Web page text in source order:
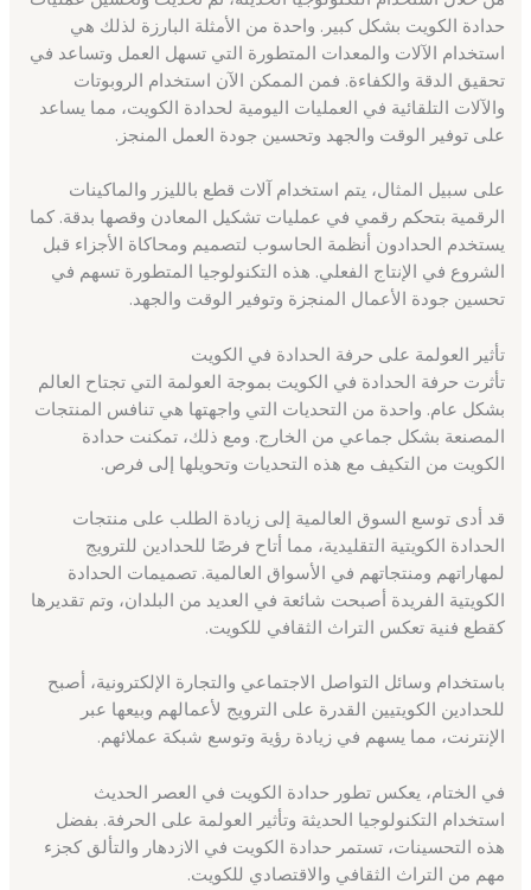
حدادة الكويت بشكل كبير. واحدة من الأمثلة البارزة لذلك هي
استخدام الآلات والمعدات المتطورة التي تسهل العمل وتساعد في
تحقيق الدقة والكفاءة. فمن الممكن الآن استخدام الروبوتات
والآلات التلقائية في العمليات اليومية لحدادة الكويت، مما يساعد
على توفير الوقت والجهد وتحسين جودة العمل المنجز.
على سبيل المثال، يتم استخدام آلات قطع بالليزر والماكينات
الرقمية بتحكم رقمي في عمليات تشكيل المعادن وقصها بدقة. كما
يستخدم الحدادون أنظمة الحاسوب لتصميم ومحاكاة الأجزاء قبل
الشروع في الإنتاج الفعلي. هذه التكنولوجيا المتطورة تسهم في
تحسين جودة الأعمال المنجزة وتوفير الوقت والجهد.
تأثير العولمة على حرفة الحدادة في الكويت
تأثرت حرفة الحدادة في الكويت بموجة العولمة التي تجتاح العالم
بشكل عام. واحدة من التحديات التي واجهتها هي تنافس المنتجات
المصنعة بشكل جماعي من الخارج. ومع ذلك، تمكنت حدادة
الكويت من التكيف مع هذه التحديات وتحويلها إلى فرص.
قد أدى توسع السوق العالمية إلى زيادة الطلب على منتجات
الحدادة الكويتية التقليدية، مما أتاح فرصًا للحدادين للترويج
لمهاراتهم ومنتجاتهم في الأسواق العالمية. تصميمات الحدادة
الكويتية الفريدة أصبحت شائعة في العديد من البلدان، وتم تقديرها
كقطع فنية تعكس التراث الثقافي للكويت.
باستخدام وسائل التواصل الاجتماعي والتجارة الإلكترونية، أصبح
للحدادين الكويتيين القدرة على الترويج لأعمالهم وبيعها عبر
الإنترنت، مما يسهم في زيادة رؤية وتوسع شبكة عملائهم.
في الختام، يعكس تطور حدادة الكويت في العصر الحديث
استخدام التكنولوجيا الحديثة وتأثير العولمة على الحرفة. بفضل
هذه التحسينات، تستمر حدادة الكويت في الازدهار والتألق كجزء
مهم من التراث الثقافي والاقتصادي للكويت.